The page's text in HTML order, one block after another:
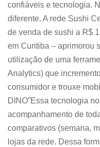
confiáveis e tecnologia.
diferente. A rede Sushi
de venda de sushi a R$
em Curitiba – aprimorou
utilização de uma
Analytics) que
consumidor e trouxe
DINO”Essa tecnologia
acompanhamento de
comparativos (semana,
lojas da rede. Dessa